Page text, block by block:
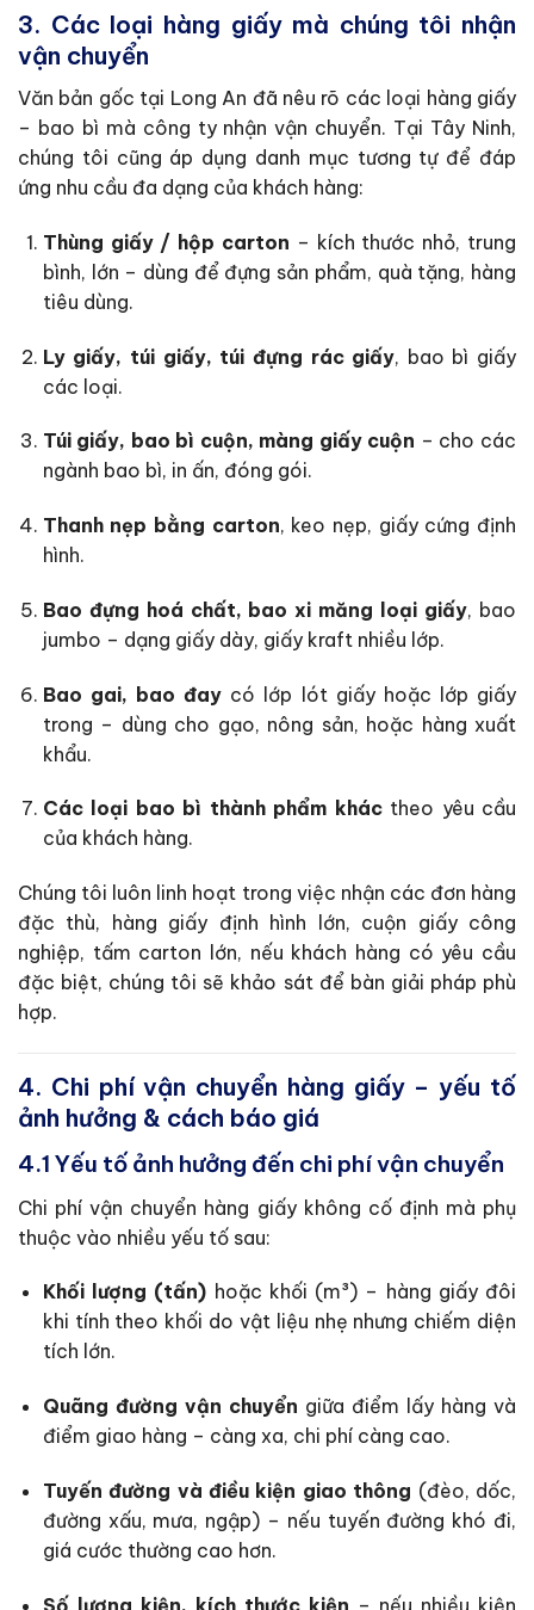
3. Các loại hàng giấy mà chúng tôi nhận
vận chuyển
Văn bản gốc tại Long An đã nêu rõ các loại hàng giấy
– bao bì mà công ty nhận vận chuyển. Tại Tây Ninh,
chúng tôi cũng áp dụng danh mục tương tự để đáp
ứng nhu cầu đa dạng của khách hàng:
Thùng giấy / hộp carton – kích thước nhỏ, trung
bình, lớn – dùng để đựng sản phẩm, quà tặng, hàng
tiêu dùng.
Ly giấy, túi giấy, túi đựng rác giấy, bao bì giấy
các loại.
Túi giấy, bao bì cuộn, màng giấy cuộn – cho các
ngành bao bì, in ấn, đóng gói.
Thanh nẹp bằng carton, keo nẹp, giấy cứng định
hình.
Bao đựng hoá chất, bao xi măng loại giấy, bao
jumbo – dạng giấy dày, giấy kraft nhiều lớp.
Bao gai, bao đay có lớp lót giấy hoặc lớp giấy
trong – dùng cho gạo, nông sản, hoặc hàng xuất
khẩu.
Các loại bao bì thành phẩm kháctheo yêu cầu
của khách hàng.
Chúng tôi luôn linh hoạt trong việc nhận các đơn hàng
đặc thù, hàng giấy định hình lớn, cuộn giấy công
nghiệp, tấm carton lớn, nếu khách hàng có yêu cầu
đặc biệt, chúng tôi sẽ khảo sát để bàn giải pháp phù
hợp.
4. Chi phí vận chuyển hàng giấy – yếu tố
ảnh hưởng & cách báo giá
4.1 Yếu tố ảnh hưởng đến chi phí vận chuyển
Chi phí vận chuyển hàng giấy không cố định mà phụ
thuộc vào nhiều yếu tố sau:
Khối lượng (tấn) hoặc khối (m³) – hàng giấy đôi
khi tính theo khối do vật liệu nhẹ nhưng chiếm diện
tích lớn.
Quãng đường vận chuyển giữa điểm lấy hàng và
điểm giao hàng – càng xa, chi phí càng cao.
Tuyến đường và điều kiện giao thông (đèo, dốc,
đường xấu, mưa, ngập) – nếu tuyến đường khó đi,
giá cước thường cao hơn.
Số lượng kiện, kích thước kiện – nếu nhiều kiện